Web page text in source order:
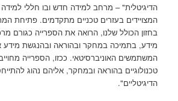
הדיגיטלית" – מרחב למידה חדש ובו חללי למידה
המצויידים בעזרים טכניים מתקדמים.
בחזון הכולל שלנו, הרואה את הספרייה כגורם
מידע, בתמיכה במחקר ובהוראה ובהנגשת מידע
המשתמשים האוניברסיטאי. ככזו, הספרייה
טכנולוגיים בהוראה ובמחקר, אליהם נהוג
הדיגיטליים".